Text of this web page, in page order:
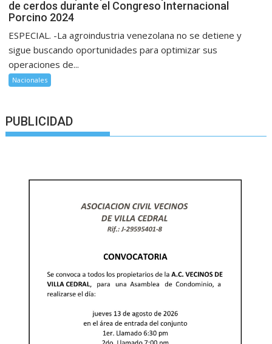
de cerdos durante el Congreso Internacional
Porcino 2024
ESPECIAL. -La agroindustria venezolana no se detiene y
sigue buscando oportunidades para optimizar sus
operaciones de...
Nacionales
PUBLICIDAD